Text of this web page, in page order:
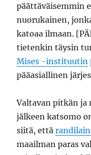
päättäväisemmin
nuorukainen,
katoaa ilmaan.
tietenkin täysin
Mises -instituutin
pääasiallinen
Valtavan pitkän ja
jälkeen katsomo
siitä, että
maailman paras